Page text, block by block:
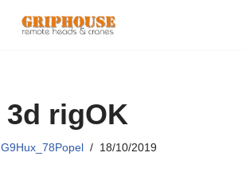
3d rigOK
G9Hux_78Popel 18/10/2019